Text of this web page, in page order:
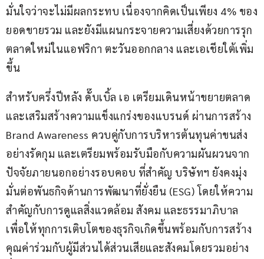
มั่นใจว่าจะไม่มีผลกระทบ เนื่องจากคิดเป็นเพียง 4% ของ
ยอดขายรวม และยังมีแผนกระจายความเสี่ยงด้วยการรุก
ตลาดใหม่ในแอฟริกา ตะวันออกกลาง และเอเชียใต้เพิ่ม
ขึ้น
สำหรับครึ่งปีหลัง ดั๊บเบิ้ล เอ เตรียมเดินหน้าขยายตลาด
และเสริมสร้างความแข็งแกร่งของแบรนด์ ผ่านการสร้าง
Brand Awareness ควบคู่กับการบริหารต้นทุนค่าขนส่ง
อย่างรัดกุม และเตรียมพร้อมรับมือกับความผันผวนจาก
ปัจจัยภายนอกอย่างรอบคอบ ที่สำคัญ บริษัทฯ ยังคงมุ่ง
มั่นต่อพันธกิจด้านการพัฒนาที่ยั่งยืน (ESG) โดยให้ความ
สำคัญกับการดูแลสิ่งแวดล้อม สังคม และธรรมาภิบาล
เพื่อให้ทุกการเติบโตของธุรกิจเกิดขึ้นพร้อมกับการสร้าง
คุณค่าร่วมกับผู้มีส่วนได้ส่วนเสียและสังคมโดยรวมอย่าง